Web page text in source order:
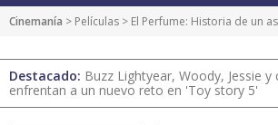
Cinemanía > Películas > El Perfume: Historia de un
Destacado: Buzz Lightyear, Woody, Jessie y
enfrentan a un nuevo reto en 'Toy story 5'